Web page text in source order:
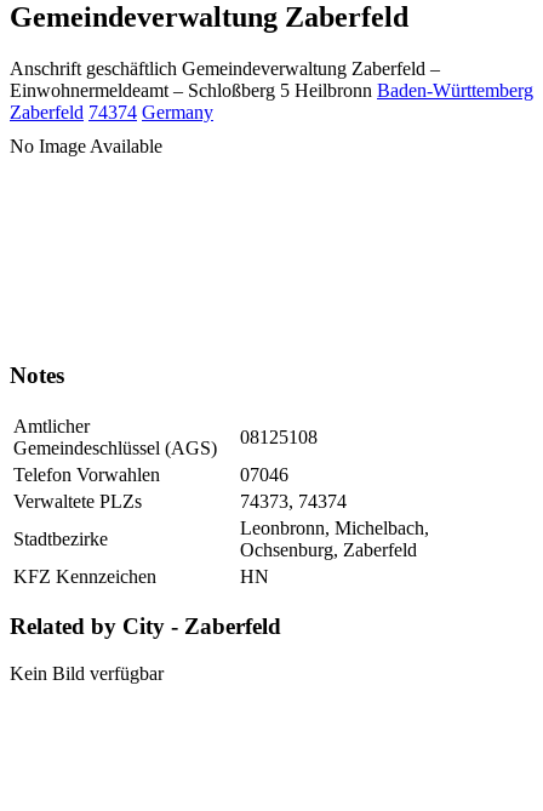
Gemeindeverwaltung Zaberfeld
Anschrift geschäftlich Gemeindeverwaltung Zaberfeld –
Einwohnermeldeamt – Schloßberg 5 Heilbronn Baden-Württemberg
Zaberfeld 74374 Germany
No Image Available
Notes
Amtlicher
Gemeindeschlüssel (AGS)
08125108
Telefon Vorwahlen
07046
Verwaltete PLZs
74373, 74374
Stadtbezirke
Leonbronn, Michelbach,
Ochsenburg, Zaberfeld
KFZ Kennzeichen
HN
Related by City - Zaberfeld
Kein Bild verfügbar